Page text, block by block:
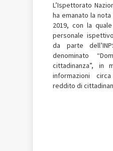
L’Ispettorato
ha emanato la nota
2019, con la
personale
da parte
denominato
cittadinanza”, in
informazioni
reddito di